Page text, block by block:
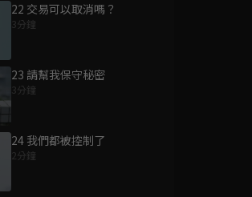
22 交易可以取消嗎？
3分鐘
23 請幫我保守秘密
3分鐘
24 我們都被控制了
2分鐘